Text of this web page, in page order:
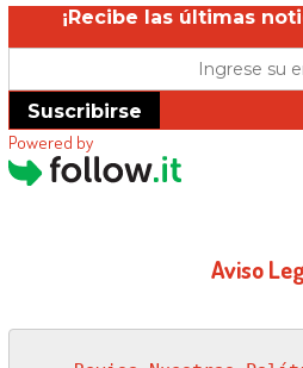
¡Recibe las últimas
Suscribirse
Powered by
Aviso